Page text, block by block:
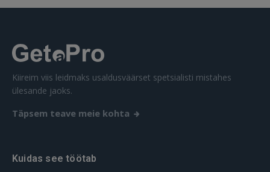
 Sign in with Apple
REGISTREERIMINE
Kiireim viis leidmaks usaldusväärset spetsialisti mistahes
ülesande jaoks.
Täpsem teave meie kohta
Kuidas see töötab